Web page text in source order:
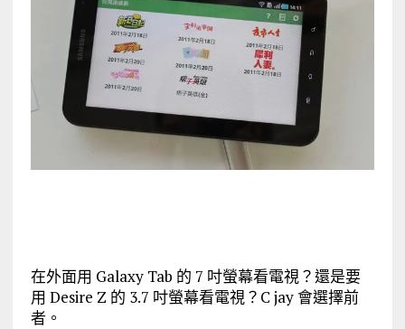
在外面用 Galaxy Tab 的 7 吋螢幕看電視？還是要
用 Desire Z 的 3.7 吋螢幕看電視？C jay 會選擇前
者。